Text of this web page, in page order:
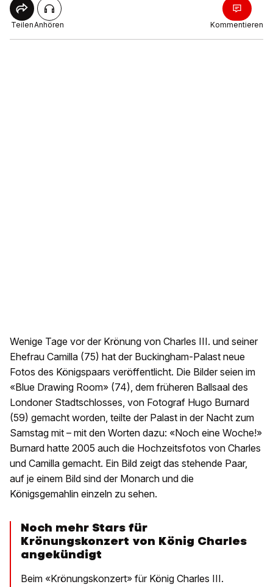
TeilenAnhören Kommentieren
Wenige Tage vor der Krönung von Charles III. und seiner
Ehefrau Camilla (75) hat der Buckingham-Palast neue
Fotos des Königspaars veröffentlicht. Die Bilder seien im
«Blue Drawing Room» (74), dem früheren Ballsaal des
Londoner Stadtschlosses, von Fotograf Hugo Burnard
(59) gemacht worden, teilte der Palast in der Nacht zum
Samstag mit – mit den Worten dazu: «Noch eine Woche!»
Burnard hatte 2005 auch die Hochzeitsfotos von Charles
und Camilla gemacht. Ein Bild zeigt das stehende Paar,
auf je einem Bild sind der Monarch und die
Königsgemahlin einzeln zu sehen.
Noch mehr Stars für
Krönungskonzert von König Charles
angekündigt
Beim «Krönungskonzert» für König Charles III.